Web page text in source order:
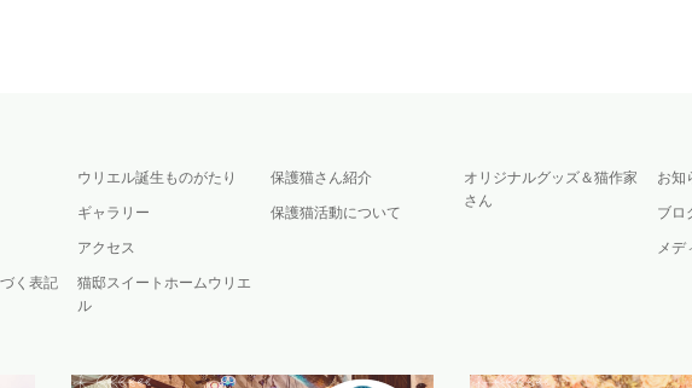
く表記
ウリエル誕生ものがたり
ギャラリー
アクセス
猫邸スイートホームウリエ
ル
保護猫さん紹介
保護猫活動について
オリジナルグッズ＆猫作家
さん
お知
ブロ
メデ